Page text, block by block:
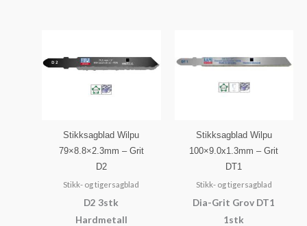
Stikksagblad Wilpu
79×8.8×2.3mm – Grit
D2
Stikk- og tigersagblad
D2 3stk
Hardmetall
Stikksagblad Wilpu
100×9.0x1.3mm – Grit
DT1
Stikk- og tigersagblad
Dia-Grit Grov DT1
1stk